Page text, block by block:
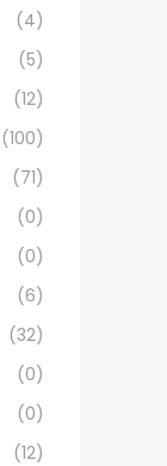
(4)
(5)
(12)
(100)
(71)
(0)
(0)
(6)
(32)
(0)
(0)
(12)